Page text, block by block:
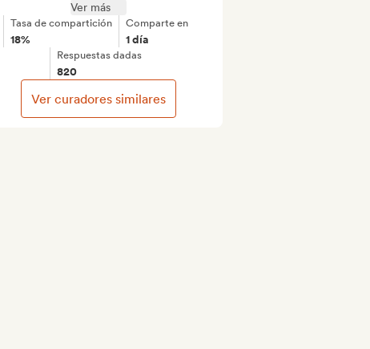
Ver más
Tasa de compartición
18%
Comparte en
1 día
Respuestas dadas
820
Ver curadores similares